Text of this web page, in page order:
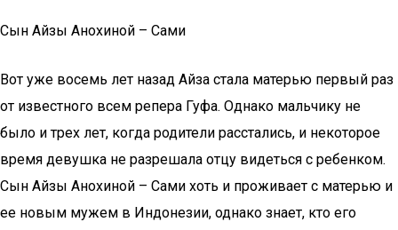
Сын Айзы Анохиной – Сами
Вот уже восемь лет назад Айза стала матерью первый раз
от известного всем репера Гуфа. Однако мальчику не
было и трех лет, когда родители расстались, и некоторое
время девушка не разрешала отцу видеться с ребенком.
Сын Айзы Анохиной – Сами хоть и проживает с матерью и
ее новым мужем в Индонезии, однако знает, кто его